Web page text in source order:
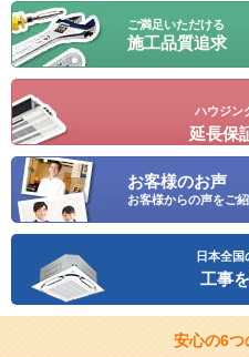
ご満足いただける
施工品質追求
ハウジン
延長保
お客様のお声
お客様からの声をご
日本全国
工事
安心の6つ